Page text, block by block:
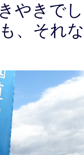
やきで
、それ